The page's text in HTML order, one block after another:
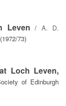
Leven / A. D.
73)
Loch Leven,
of Edinburgh